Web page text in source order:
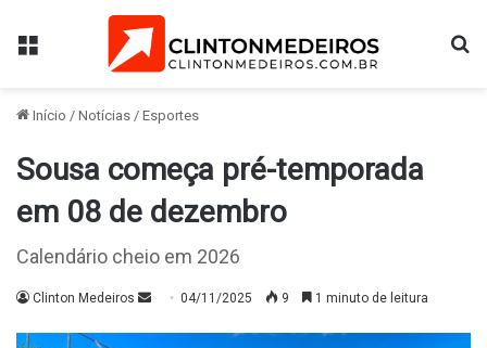
Menu
Início / Notícias / Esportes
Sousa começa pré-temporada
em 08 de dezembro
Calendário cheio em 2026
Clinton Medeiros
Mande04/11/2025 9 1 minuto de leitura